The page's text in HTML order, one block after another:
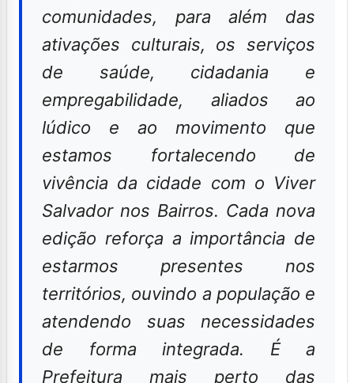
comunidades, para além das
ativações culturais, os serviços
de saúde, cidadania e
empregabilidade, aliados ao
lúdico e ao movimento que
estamos fortalecendo de
vivência da cidade com o Viver
Salvador nos Bairros. Cada nova
edição reforça a importância de
estarmos presentes nos
territórios, ouvindo a população e
atendendo suas necessidades
de forma integrada. É a
Prefeitura mais perto das